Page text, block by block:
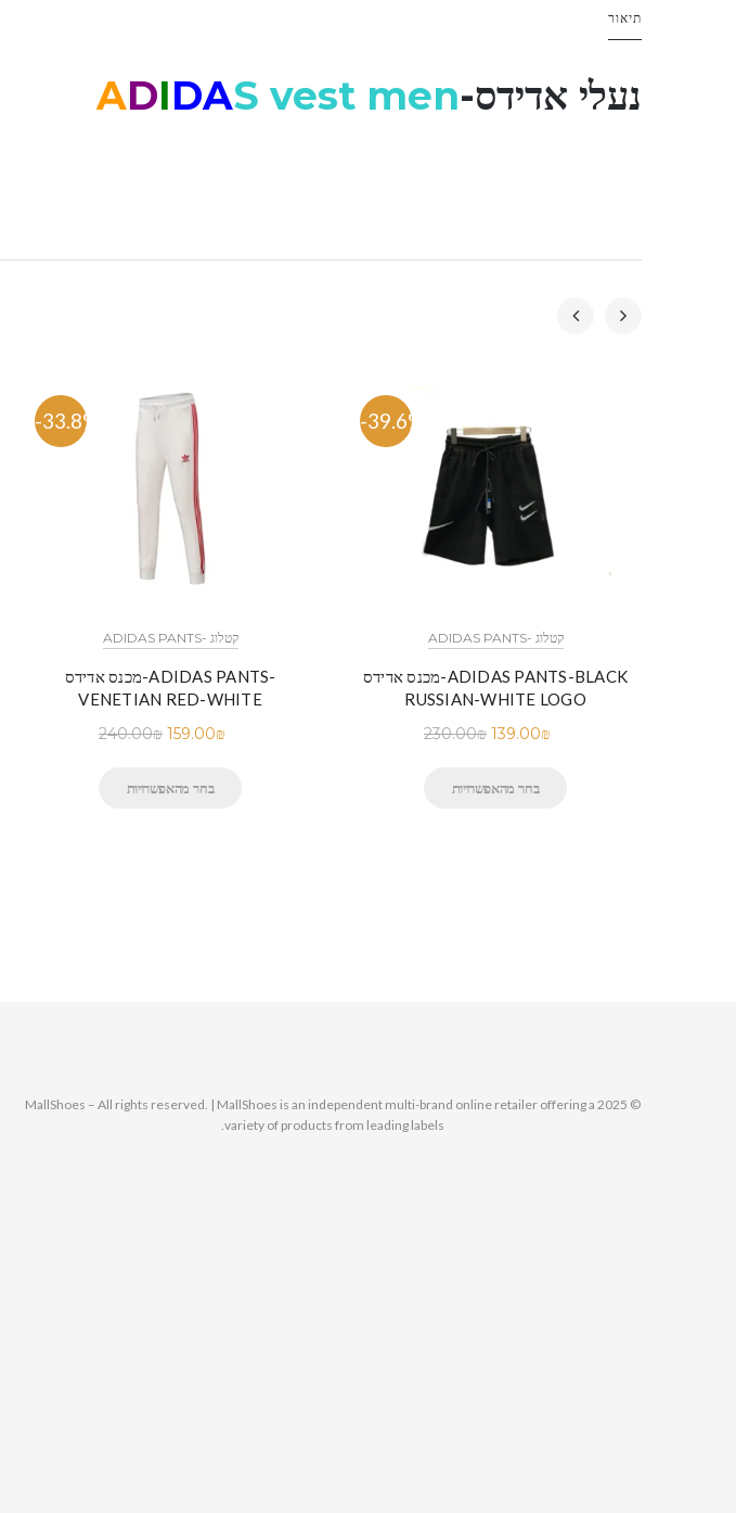
תיאור
נעלי אדידס- ADIDAS vest men
-33.8%
ADIDAS PANTS- קטלוג
מכנס אדידס-ADIDAS PANTS-
VENETIAN RED-WHITE
240.00₪ 159.00₪
בחר מהאפשרויות
-39.6%
ADIDAS PANTS- קטלוג
מכנס אדידס-ADIDAS PANTS-BLACK
RUSSIAN-WHITE LOGO
230.00₪ 139.00₪
בחר מהאפשרויות
© 2025 MallShoes – All rights reserved. | MallShoes is an independent multi-brand online retailer offering a
variety of products from leading labels.